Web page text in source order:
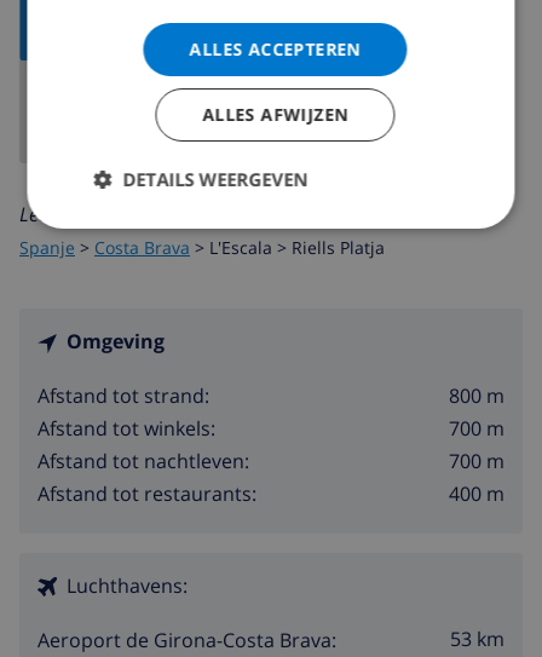
Lees meer over:
Spanje > Costa Brava > L'Escala > Riells Platja
Omgeving
Afstand tot strand:
800 m
Afstand tot winkels:
700 m
Afstand tot nachtleven:
700 m
Afstand tot restaurants:
400 m
Luchthavens:
Aeroport de Girona-Costa Brava:
53 km
ALLES ACCEPTEREN
ALLES AFWIJZEN
DETAILS WEERGEVEN